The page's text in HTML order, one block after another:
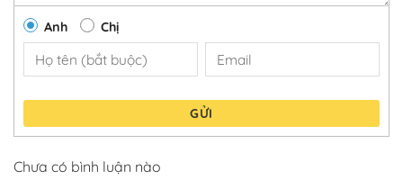
Anh Chị
GỬI
Chưa có bình luận nào